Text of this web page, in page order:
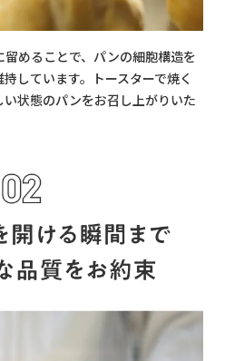
めることで、パンの細胞構造を
しています。トースターで焼く
状態のパンをお召し上がりいた